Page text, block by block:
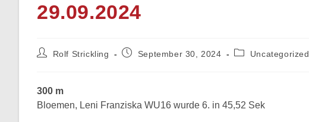
29.09.2024
Beitrags-
Rolf Strickling
BeitragSeptember 30, 2024
Beitrags-
Uncategorized
300 m
Bloemen, Leni Franziska WU16 wurde 6. in 45,52 Sek